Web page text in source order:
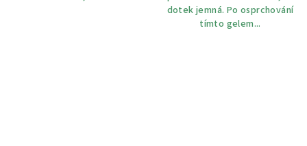
dotek jemná. Po osprchování
tímto gelem...